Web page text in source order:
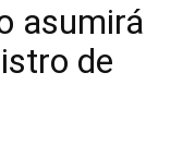
asumirá
de